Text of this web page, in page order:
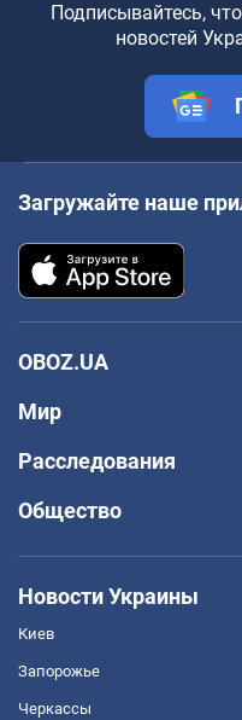
Подписывайтесь,
новостей
Загружайте наше
OBOZ.UA
Мир
Расследования
Общество
Новости Украины
Киев
Запорожье
Черкассы